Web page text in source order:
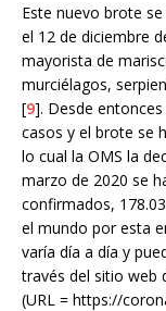
Este nuevo brote
el 12 de diciembre
mayorista de
murciélagos,
[9]. Desde
casos y el brote se
lo cual la OMS la
marzo de 2020 se
confirmados,
el mundo por esta
varía día a día y
través del sitio web
(URL = https://